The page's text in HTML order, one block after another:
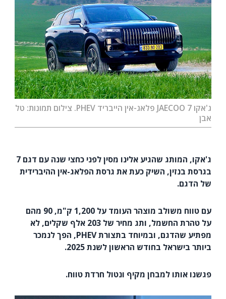
ג'אקו JAECOO 7 פלאג-אין הייבריד PHEV. צילום תמונות: טל
אבן
ג'אקו, המותג שהגיע אלינו מסין לפני כחצי שנה עם דגם 7
בגרסת בנזין, השיק כעת את גרסת הפלאג-אין ההיברידית
של הדגם.
עם טווח משולב מוצהר העומד על 1,200 ק"מ, 90 מהם
על טהרת החשמל, ותג מחיר של 203 אלף שקלים, לא
מפתיע שהדגם, ובמיוחד בתצורת PHEV, הפך לנמכר
ביותר בישראל בחודש הראשון לשנת 2025.
פגשנו אותו למבחן מקיף ונטול חרדת טווח.